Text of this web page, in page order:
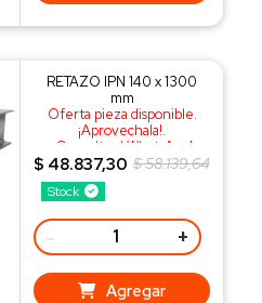
Stock
RETAZO IPN 140 x 1300
mm
Oferta pieza disponible.
¡Aprovechala!.
¡Consulta al WhatsApp!
$ 48.837,30 $ 58.139,64
- +
Agregar